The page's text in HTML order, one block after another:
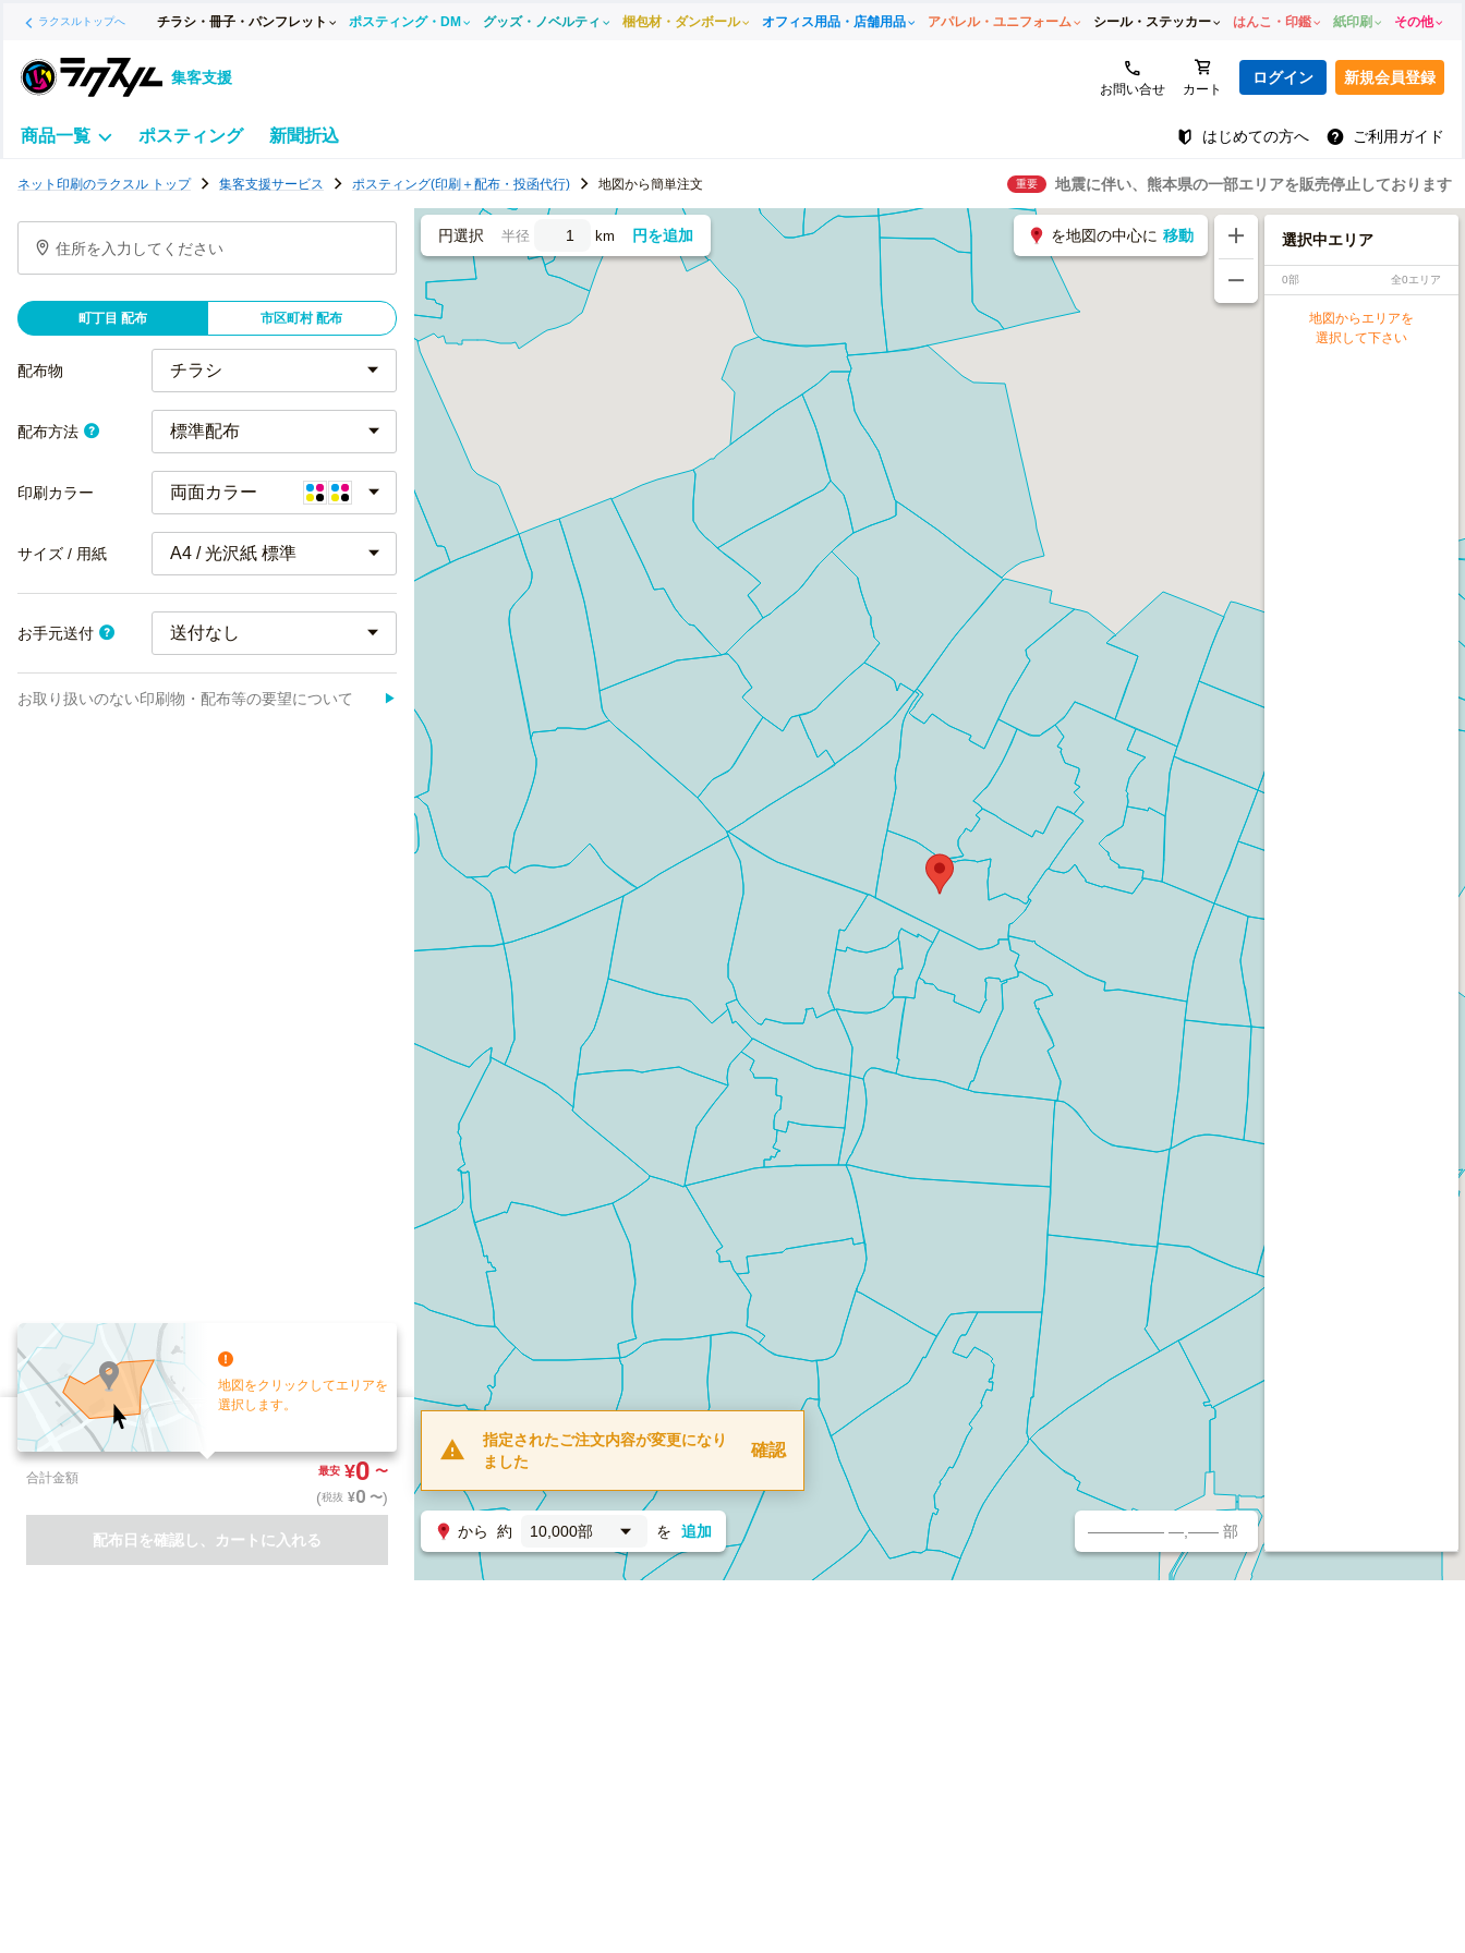
ラクスルトップへ チラシ・冊子・パンフレット ポスティング・DM グッズ・ノベルティ 梱包材・ダンボール オフィス用品・店舗用品 アパレル・ユニフォーム シール・ステッカー はんこ・印鑑 紙印刷 その他
集客支援
お問い合せ カート
ログイン 新規会員登録
商品一覧 ポスティング 新聞折込 はじめての方へ ご利用ガイド
テ
グ
ラ
ネット印刷のラクスル トップ 集客支援サービス ポスティング(印刷＋配布・投函代行) 地図から簡単注文 重要 地震に伴い、熊本県の一部エリアを販売停止しております
住所を入力してください
町丁目 配布 市区町村 配布
配布物
配布方法 標準配布
印刷カラー 両面カラー
サイズ / 用紙 A4 / 光沢紙 標準
お手元送付
お取り扱いのない印刷物・配布等の要望について ▶
地図をクリックしてエリアを
選択します。
配布部数
お手元送付
合計金額 最安 ¥0 〜
(税抜 ¥0 〜)
配布日を確認し、カートに入れる
円選択 半径 km 円を追加
指定されたご注文内容が変更になり
ました
確認
から 約 10,000部 を 追加
を地図の中心に 移動
————— —,—— 部
選択中エリア
0部 全0エリア
地図からエリアを
選択して下さい